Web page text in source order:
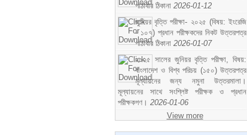
পাঠাবার ঠিকানা 2026-01-12
জুনিয়র বৃত্তি পরীক্ষা- ২০২৫ (বিষয়: ইংরেজি
- ১০৭) প্রধান পরীক্ষকদের নিকট উত্তরপত্র
পাঠাবার ঠিকানা 2026-01-07
২০২৫ সালের জুনিয়র বৃত্তি পরীক্ষা, বিষয়:
বাংলাদেশ ও বিশ্ব পরিচয় (১৫০) উত্তরপত্র
মূল্যায়নের জন্য নমুনা উত্তরমালা।
মূল্যায়নের সাথে সংশ্লিষ্ট পরীক্ষক ও প্রধান
পরীক্ষকগণ। 2026-01-06
View more